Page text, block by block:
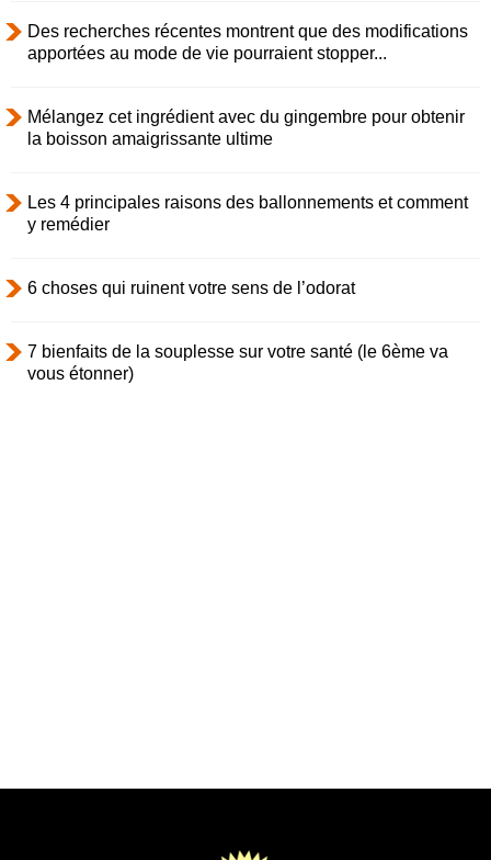
Des recherches récentes montrent que des modifications
apportées au mode de vie pourraient stopper...
Mélangez cet ingrédient avec du gingembre pour obtenir
la boisson amaigrissante ultime
Les 4 principales raisons des ballonnements et comment
y remédier
6 choses qui ruinent votre sens de l’odorat
7 bienfaits de la souplesse sur votre santé (le 6ème va
vous étonner)